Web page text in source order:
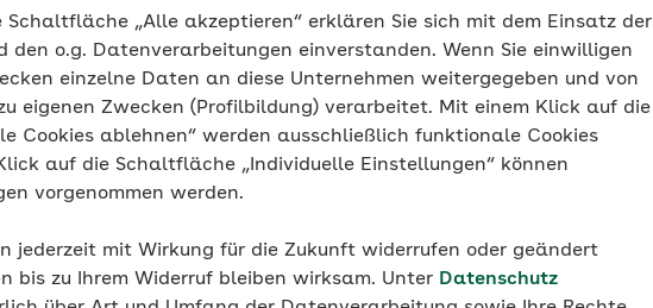
Schaltfläche „Alle akzeptieren“ erklären Sie sich mit dem Einsatz der
den o.g. Datenverarbeitungen einverstanden. Wenn Sie einwilligen
einzelne Daten an diese Unternehmen weitergegeben und von
eigenen Zwecken (Profilbildung) verarbeitet. Mit einem Klick auf die
Cookies ablehnen“ werden ausschließlich funktionale Cookies
auf die Schaltfläche „Individuelle Einstellungen“ können
vorgenommen werden.
jederzeit mit Wirkung für die Zukunft widerrufen oder geändert
bis zu Ihrem Widerruf bleiben wirksam. Unter Datenschutz
sich Endometriose-Herde ansiedeln?
Die kleinen Herde ähneln einem Muttermal. Sie siedeln sich
die das Innere des Bauchraums auskleidet.